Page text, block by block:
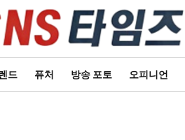
드 퓨처 방송 포토 오피니언